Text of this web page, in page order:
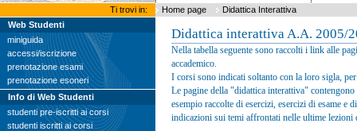
Ti trovi in: Home page
Didattica Interattiva
Web Studenti
miniguida
accessi/iscrizione
prenotazione esami
prenotazione esoneri
Info di Web Studenti
studenti pre-iscritti ai corsi
studenti iscritti ai corsi
Didattica interattiva A.A. 2005/
Nella tabella seguente sono raccolti i link alle
accademico.
I corsi sono indicati soltanto con la loro sigla,
Le pagine della "didattica interattiva"
esempio raccolte di esercizi, esercizi di esame
indicazioni sui temi affrontati nelle ultime lezioni